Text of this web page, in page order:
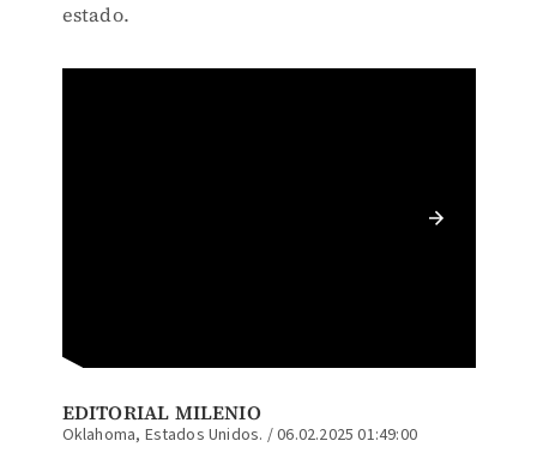
estado.
EDITORIAL MILENIO
Oklahoma, Estados Unidos. /06.02.2025 01:49:00